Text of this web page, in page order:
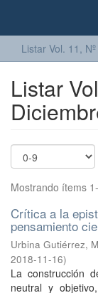
Listar Vol. 11,
Listar
Mostrando ítems
Crítica a la
pensamiento
Urbina Gutiérrez,
2018-11-16)
La construcción
neutral y